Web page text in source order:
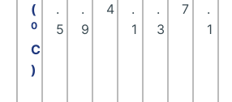
(
0
C
)
.
5
.
9
4
.
1
.
3
7
.
1